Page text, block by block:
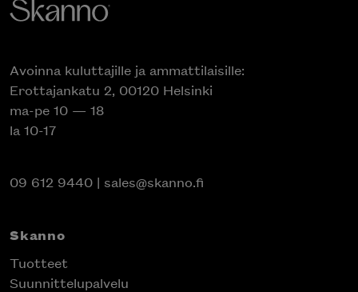
Avoinna kuluttajille ja ammattilaisille:
Erottajankatu 2, 00120 Helsinki
ma-pe 10 — 18
la 10-17
09 612 9440 | sales@skanno.fi
Skanno
Tuotteet
Suunnittelupalvelu